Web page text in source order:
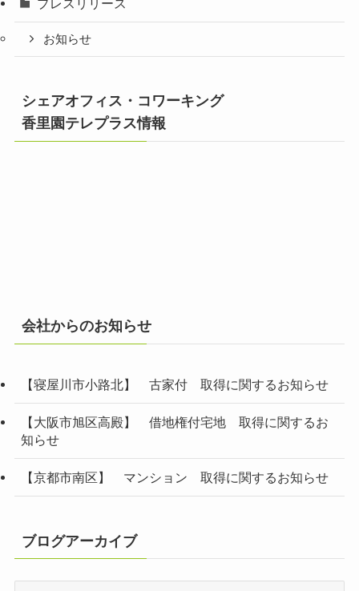
プレスリリース
お知らせ
シェアオフィス・コワーキング
香里園テレプラス情報
会社からのお知らせ
【寝屋川市小路北】 古家付 取得に関するお知らせ
【大阪市旭区高殿】 借地権付宅地 取得に関するお
知らせ
【京都市南区】 マンション 取得に関するお知らせ
ブログアーカイブ